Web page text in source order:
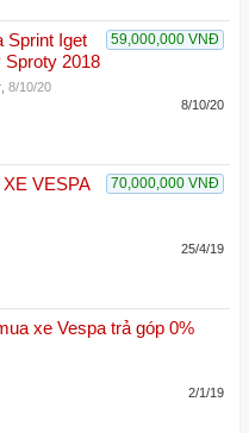
59,000,000 VNĐ
Sprint Iget
2018
8/10/20
8/10/20
70,000,000 VNĐ
VESPA
25/4/19
xe Vespa trả góp 0%
2/1/19